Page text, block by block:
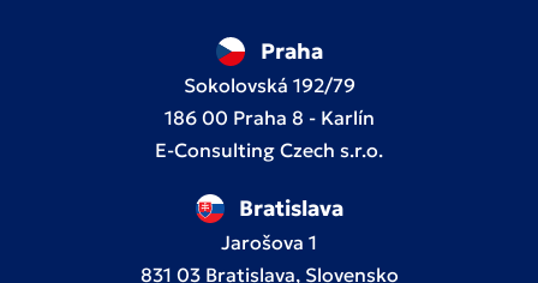
Praha
Sokolovská 192/79
186 00 Praha 8 - Karlín
E-Consulting Czech s.r.o.
Bratislava
Jarošova 1
831 03 Bratislava, Slovensko